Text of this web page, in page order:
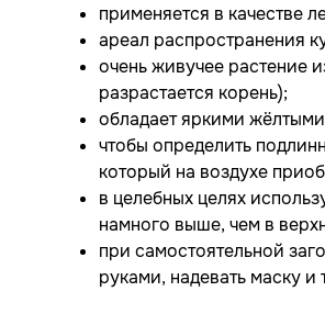
применяется в качестве
ареал распространения
очень живучее растение
разрастается корень);
обладает яркими
чтобы определить
который на воздухе
в целебных целях
намного выше, чем в
при самостоятельной
руками, надевать маску